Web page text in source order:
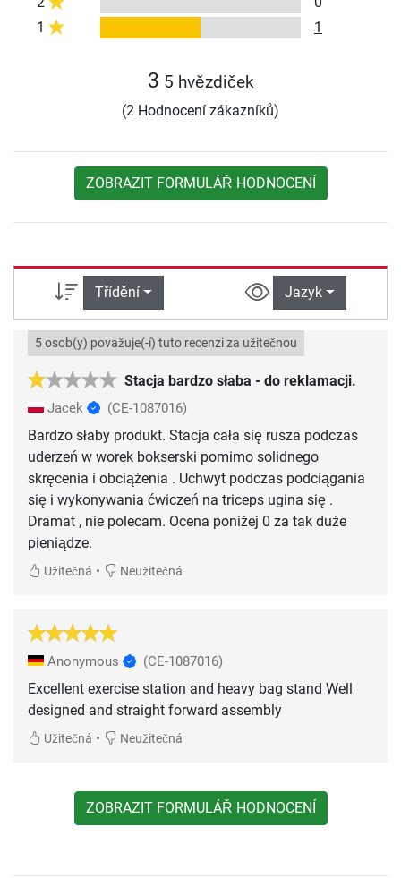
1
1
3 5 hvězdiček
(2 Hodnocení zákazníků)
ZOBRAZIT FORMULÁŘ HODNOCENÍ
Třídění Jazyk
Stacja bardzo słaba - do reklamacji.
5 osob(y) považuje(-í) tuto recenzi za užitečnou
Jacek (CE-1087016)
Bardzo słaby produkt. Stacja cała się rusza podczas
uderzeń w worek bokserski pomimo solidnego
skręcenia i obciążenia . Uchwyt podczas podciągania
się i wykonywania ćwiczeń na triceps ugina się .
Dramat , nie polecam. Ocena poniżej 0 za tak duże
pieniądze.
Užitečná • Neužitečná
Anonymous (CE-1087016)
Excellent exercise station and heavy bag stand Well
designed and straight forward assembly
Užitečná • Neužitečná
ZOBRAZIT FORMULÁŘ HODNOCENÍ